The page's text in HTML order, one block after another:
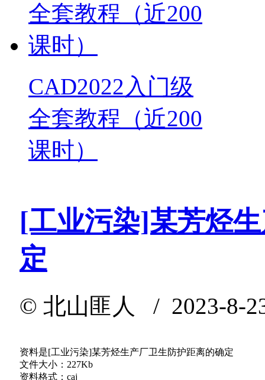
CAD2022入门级
全套教程（近200
课时）
[工业污染]某芳烃
定
© 北山匪人 / 2023-8-
资料是[工业污染]某芳烃生产厂卫生防护距离的确定
文件大小：227Kb
资料格式：caj